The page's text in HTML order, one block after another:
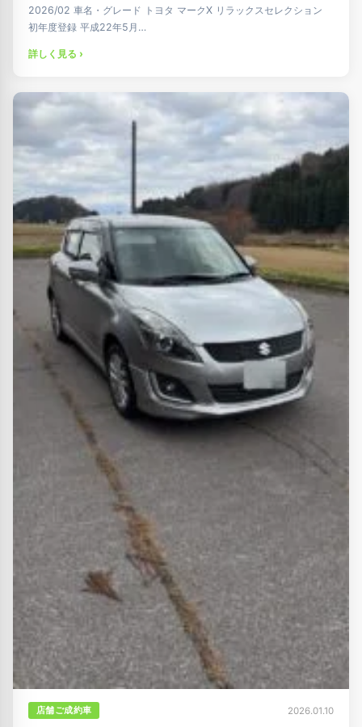
2026/02 車名・グレード トヨタ マークX リラックスセレクション
初年度登録 平成22年5月…
詳しく見る ›
店舗ご成約車 2026.01.10